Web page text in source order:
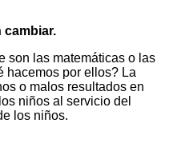
cambiar.
son las matemáticas o las
hacemos por ellos? La
o malos resultados en
niños al servicio del
los niños.